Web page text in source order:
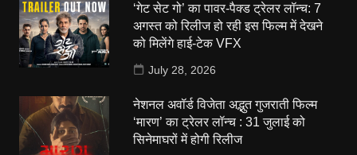
‘गेट सेट गो’ का पावर-पैक्ड ट्रेलर लॉन्च: 7
अगस्त को रिलीज हो रही इस फिल्म में देखने
को मिलेंगे हाई-टेक VFX
July 28, 2026
नेशनल अवॉर्ड विजेता अद्भुत गुजराती फिल्म
‘मारण’ का ट्रेलर लॉन्च : 31 जुलाई को
सिनेमाघरों में होगी रिलीज